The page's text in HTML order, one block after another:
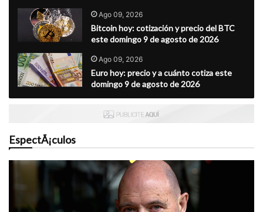
Ago 09, 2026
Bitcoin hoy: cotización y precio del BTC
este domingo 9 de agosto de 2026
Ago 09, 2026
Euro hoy: precio y a cuánto cotiza este
domingo 9 de agosto de 2026
EspectÃ¡culos